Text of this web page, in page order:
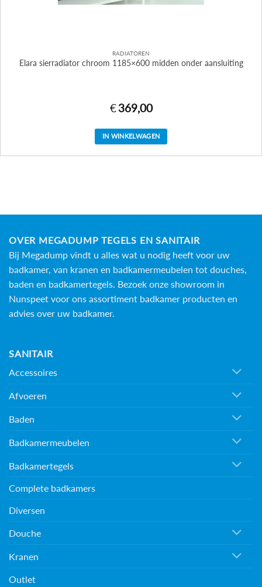
RADIATOREN
Elara sierradiator chroom 1185×600 midden onder aansluiting
€ 369,00
IN WINKELWAGEN
OVER MEGADUMP TEGELS EN SANITAIR
Bij Megadump vindt u alles wat u nodig heeft voor uw
badkamer, van kranen en badkamermeubelen tot douches,
baden en badkamertegels . Bezoek onze showroom in
Nunspeet voor ons assortiment badkamer producten en
advies over uw badkamer.
SANITAIR
Accessoires
Afvoeren
Baden
Badkamermeubelen
Badkamertegels
Complete badkamers
Diversen
Douche
Kranen
Outlet